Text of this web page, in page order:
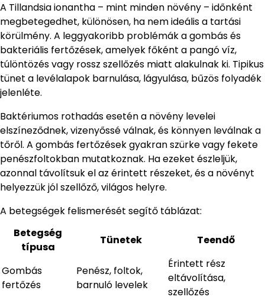
A Tillandsia ionantha – mint minden növény – időnként
megbetegedhet, különösen, ha nem ideális a tartási
körülmény. A leggyakoribb problémák a gombás és
bakteriális fertőzések, amelyek főként a pangó víz,
túlöntözés vagy rossz szellőzés miatt alakulnak ki. Tipikus
tünet a levélalapok barnulása, lágyulása, bűzös folyadék
jelenléte.
Baktériumos rothadás esetén a növény levelei
elszíneződnek, vizenyőssé válnak, és könnyen leválnak a
tőről. A gombás fertőzések gyakran szürke vagy fekete
penészfoltokban mutatkoznak. Ha ezeket észleljük,
azonnal távolítsuk el az érintett részeket, és a növényt
helyezzük jól szellőző, világos helyre.
A betegségek felismerését segítő táblázat:
Betegség
típusa
Tünetek Teendő
Gombás
fertőzés
Penész, foltok,
barnuló levelek
Érintett rész
eltávolítása,
szellőzés